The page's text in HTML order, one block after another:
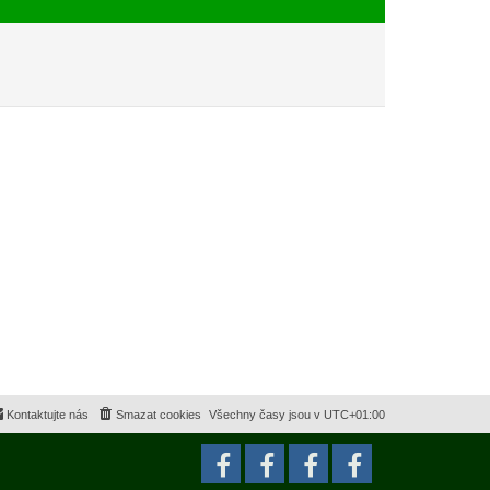
Všechny časy jsou v UTC+01:00
Smazat cookies
Kontaktujte nás